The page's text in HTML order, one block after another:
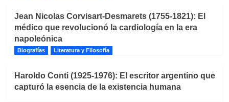
Jean Nicolas Corvisart-Desmarets (1755-1821): El
médico que revolucionó la cardiología en la era
napoleónica
Biografías Literatura y Filosofía
Haroldo Conti (1925-1976): El escritor argentino que
capturó la esencia de la existencia humana